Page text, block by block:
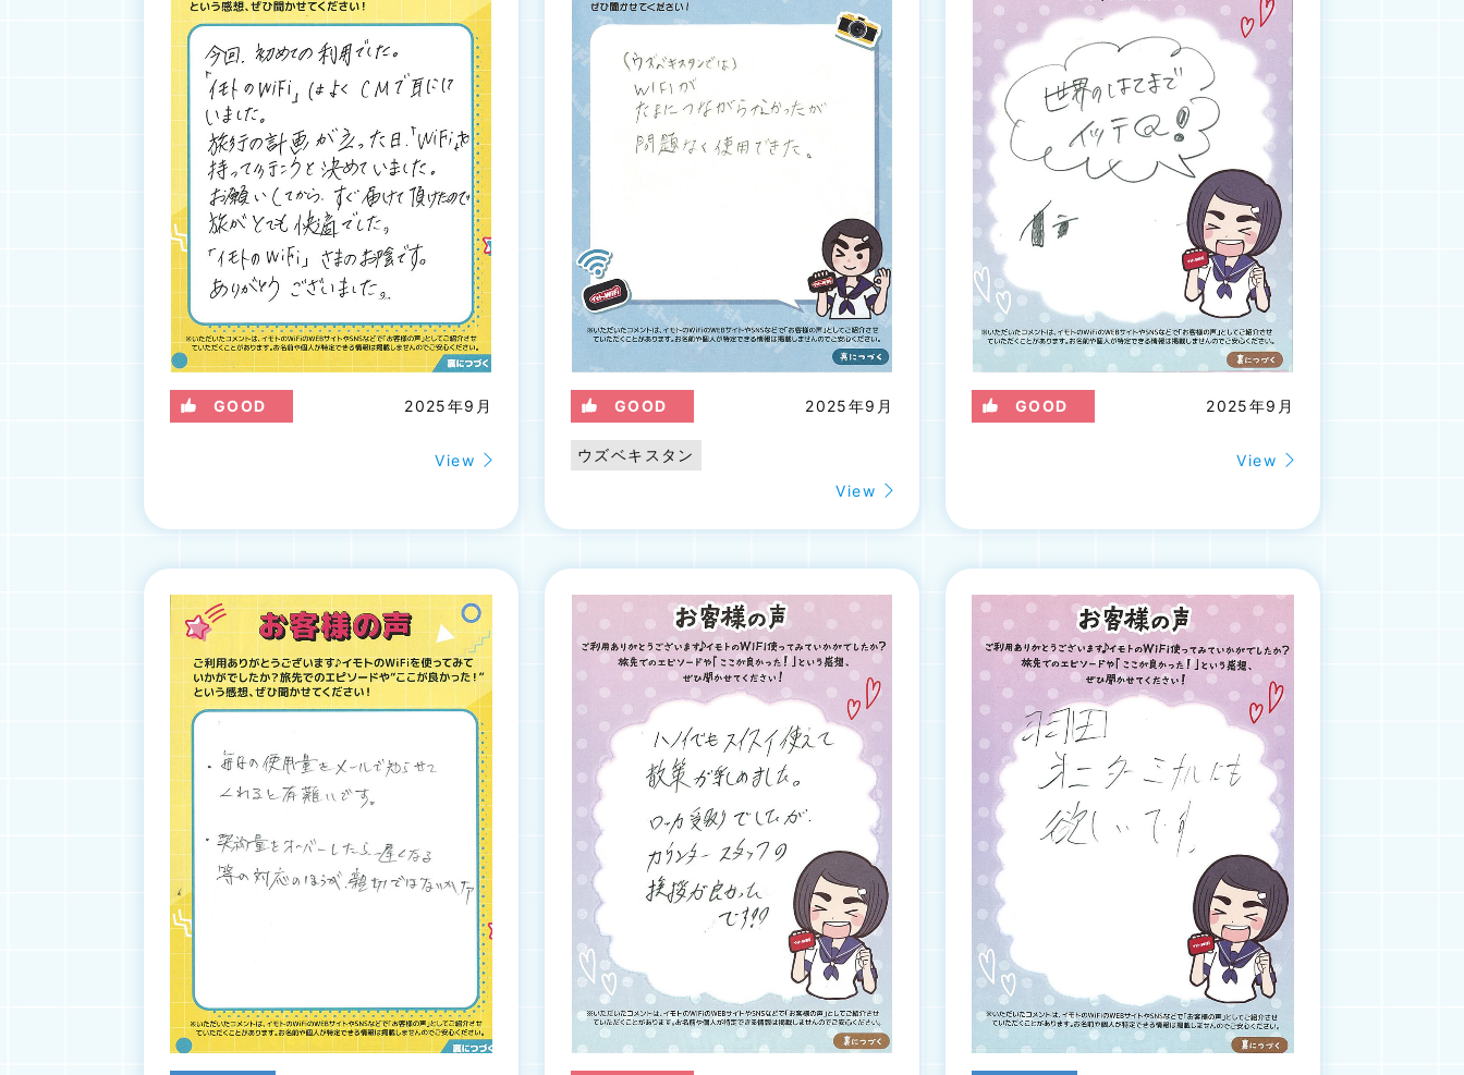
GOOD 2025年9月
View
GOOD 2025年9月
ウズベキスタン
View
GOOD 2025年9月
View